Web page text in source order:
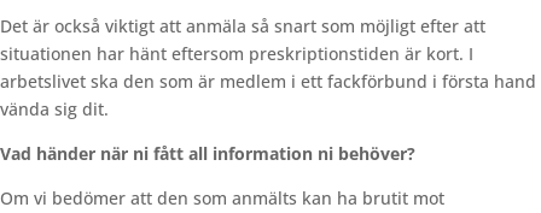
Det är också viktigt att anmäla så snart som möjligt efter att
situationen har hänt eftersom preskriptionstiden är kort. I
arbetslivet ska den som är medlem i ett fackförbund i första hand
vända sig dit.
Vad händer när ni fått all information ni behöver?
Om vi bedömer att den som anmälts kan ha brutit mot